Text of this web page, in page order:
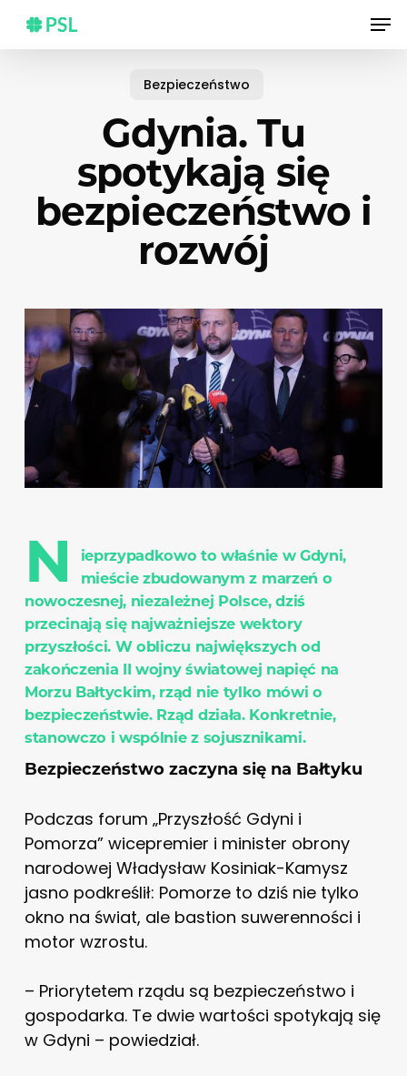
main
Bezpieczeństwo
Gdynia. Tu
spotykają się
bezpieczeństwo i
rozwój
N
ieprzypadkowo to właśnie w Gdyni,
mieście zbudowanym z marzeń o
nowoczesnej, niezależnej Polsce, dziś
przecinają się najważniejsze wektory
przyszłości. W obliczu największych od
zakończenia II wojny światowej napięć na
Morzu Bałtyckim, rząd nie tylko mówi o
bezpieczeństwie. Rząd działa. Konkretnie,
stanowczo i wspólnie z sojusznikami.
Bezpieczeństwo zaczyna się na Bałtyku
Podczas forum „Przyszłość Gdyni i
Pomorza” wicepremier i minister obrony
narodowej Władysław Kosiniak-Kamysz
jasno podkreślił: Pomorze to dziś nie tylko
okno na świat, ale bastion suwerenności i
motor wzrostu.
– Priorytetem rządu są bezpieczeństwo i
gospodarka. Te dwie wartości spotykają się
w Gdyni – powiedział.